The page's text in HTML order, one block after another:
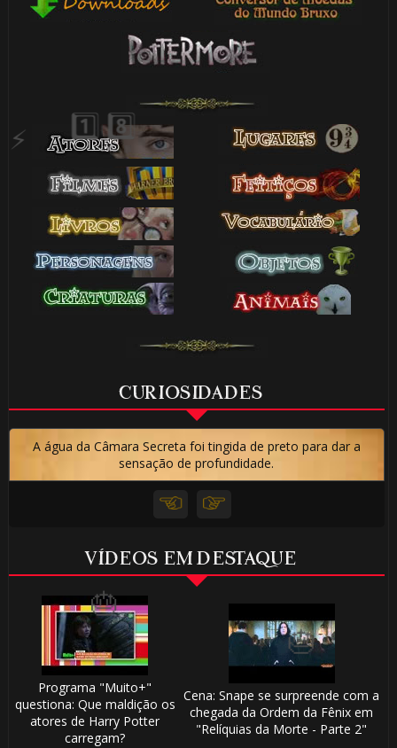
CURIOSIDADES
A água da Câmara Secreta foi tingida de preto para dar a
sensação de profundidade.
VÍDEOS EM DESTAQUE
Programa "Muito+"
questiona: Que maldição os
atores de Harry Potter
carregam?
Cena: Snape se surpreende com a
chegada da Ordem da Fênix em
"Relíquias da Morte - Parte 2"
⚡
🎂